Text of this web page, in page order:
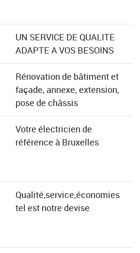
UN SERVICE DE QUALITE
ADAPTE A VOS BESOINS
Rénovation de bâtiment et
façade, annexe, extension,
pose de châssis
Votre électricien de
référence à Bruxelles
Qualité,service,économies
tel est notre devise